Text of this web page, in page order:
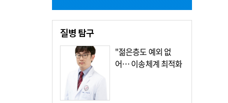
질병탐구
"젊은층도 예외 없
어… 이송체계 최적화